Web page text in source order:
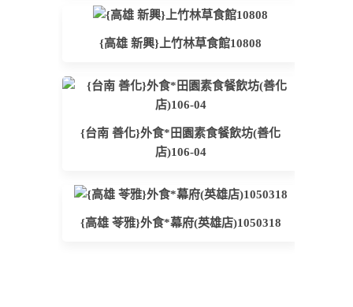
{高雄 新興}上竹林草食館10808
{台南 善化}外食*田園素食餐飲坊(善化
店)106-04
{高雄 苓雅}外食*幕府(英雄店)1050318